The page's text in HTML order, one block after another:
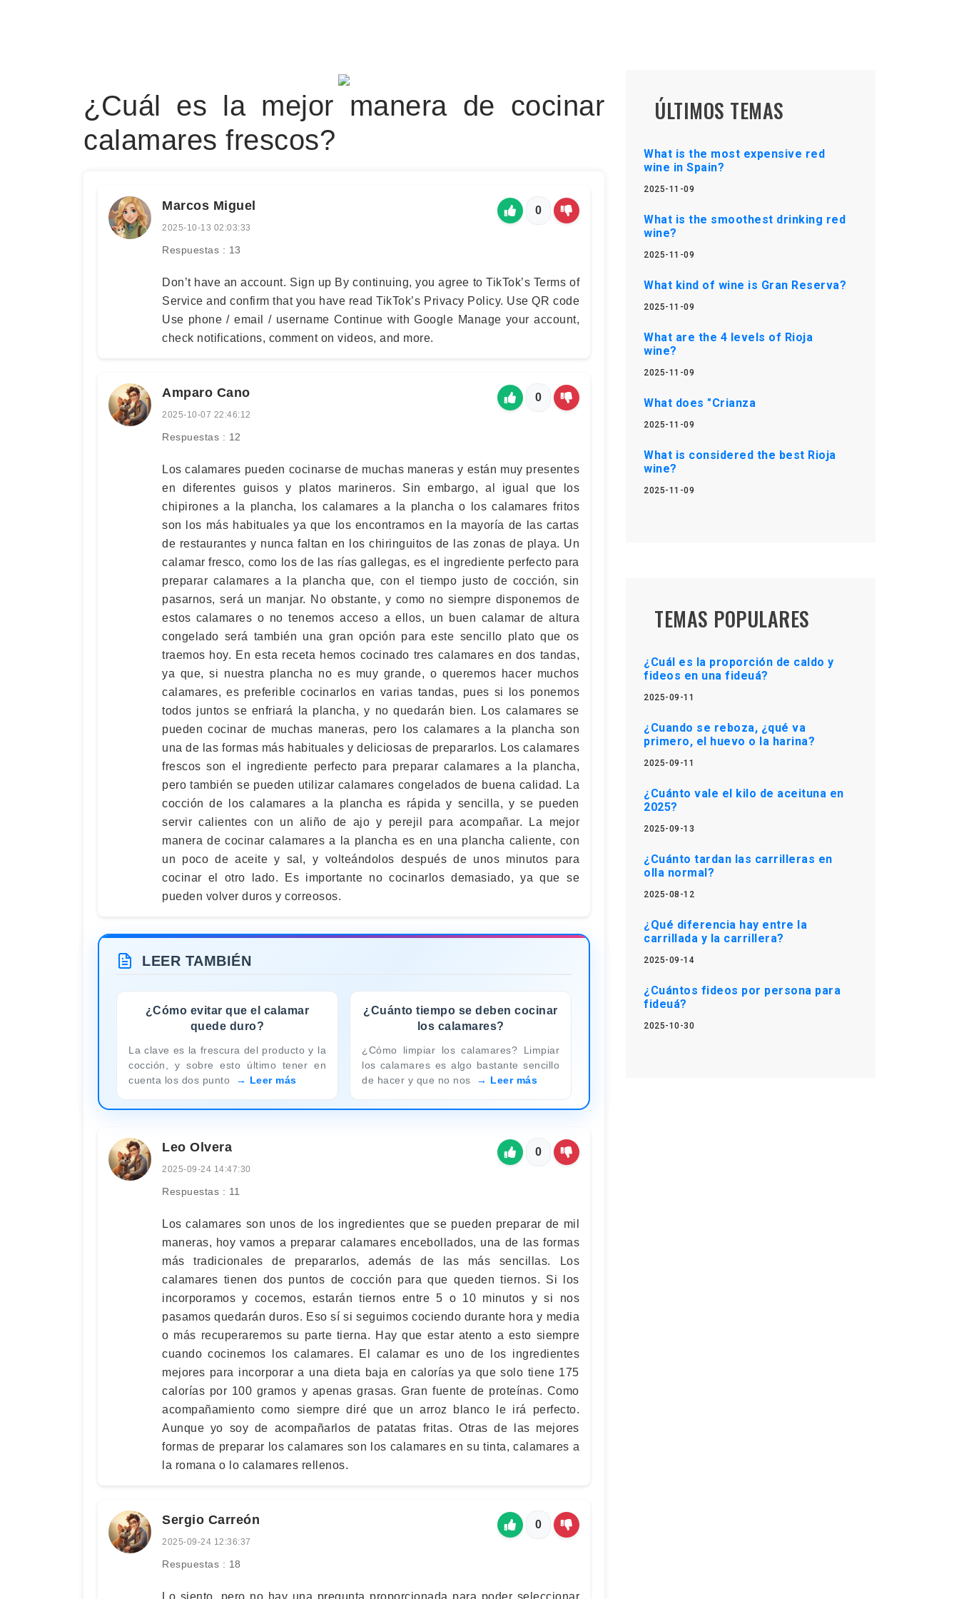
¿Cuál es la mejor manera de cocinar
calamares frescos?
Marcos Miguel
2025-10-13 02:03:33
Respuestas : 13
0
Don’t have an account. Sign up By continuing, you agree to TikTok’s Terms of
Service and confirm that you have read TikTok’s Privacy Policy. Use QR code
Use phone / email / username Continue with Google Manage your account,
check notifications, comment on videos, and more.
Amparo Cano
2025-10-07 22:46:12
Respuestas : 12
0
Los calamares pueden cocinarse de muchas maneras y están muy presentes
en diferentes guisos y platos marineros. Sin embargo, al igual que los
chipirones a la plancha, los calamares a la plancha o los calamares fritos
son los más habituales ya que los encontramos en la mayoría de las cartas
de restaurantes y nunca faltan en los chiringuitos de las zonas de playa. Un
calamar fresco, como los de las rías gallegas, es el ingrediente perfecto para
preparar calamares a la plancha que, con el tiempo justo de cocción, sin
pasarnos, será un manjar. No obstante, y como no siempre disponemos de
estos calamares o no tenemos acceso a ellos, un buen calamar de altura
congelado será también una gran opción para este sencillo plato que os
traemos hoy. En esta receta hemos cocinado tres calamares en dos tandas,
ya que, si nuestra plancha no es muy grande, o queremos hacer muchos
calamares, es preferible cocinarlos en varias tandas, pues si los ponemos
todos juntos se enfriará la plancha, y no quedarán bien. Los calamares se
pueden cocinar de muchas maneras, pero los calamares a la plancha son
una de las formas más habituales y deliciosas de prepararlos. Los calamares
frescos son el ingrediente perfecto para preparar calamares a la plancha,
pero también se pueden utilizar calamares congelados de buena calidad. La
cocción de los calamares a la plancha es rápida y sencilla, y se pueden
servir calientes con un aliño de ajo y perejil para acompañar. La mejor
manera de cocinar calamares a la plancha es en una plancha caliente, con
un poco de aceite y sal, y volteándolos después de unos minutos para
cocinar el otro lado. Es importante no cocinarlos demasiado, ya que se
pueden volver duros y correosos.
LEER TAMBIÉN
¿Cómo evitar que el calamar
quede duro?
La clave es la frescura del producto y la
cocción, y sobre esto último tener en
cuenta los dos punto
Leer más
¿Cuánto tiempo se deben cocinar
los calamares?
¿Cómo limpiar los calamares? Limpiar
los calamares es algo bastante sencillo
de hacer y que no nos
Leer más
Leo Olvera
2025-09-24 14:47:30
Respuestas : 11
0
Los calamares son unos de los ingredientes que se pueden preparar de mil
maneras, hoy vamos a preparar calamares encebollados, una de las formas
más tradicionales de prepararlos, además de las más sencillas. Los
calamares tienen dos puntos de cocción para que queden tiernos. Si los
incorporamos y cocemos, estarán tiernos entre 5 o 10 minutos y si nos
pasamos quedarán duros. Eso sí si seguimos cociendo durante hora y media
o más recuperaremos su parte tierna. Hay que estar atento a esto siempre
cuando cocinemos los calamares. El calamar es uno de los ingredientes
mejores para incorporar a una dieta baja en calorías ya que solo tiene 175
calorías por 100 gramos y apenas grasas. Gran fuente de proteínas. Como
acompañamiento como siempre diré que un arroz blanco le irá perfecto.
Aunque yo soy de acompañarlos de patatas fritas. Otras de las mejores
formas de preparar los calamares son los calamares en su tinta, calamares a
la romana o lo calamares rellenos.
Sergio Carreón
2025-09-24 12:36:37
Respuestas : 18
0
Lo siento, pero no hay una pregunta proporcionada para poder seleccionar
ÚLTIMOS TEMAS
What is the most expensive red
wine in Spain?
2025-11-09
What is the smoothest drinking red
wine?
2025-11-09
What kind of wine is Gran Reserva?
2025-11-09
What are the 4 levels of Rioja
wine?
2025-11-09
What does "Crianza
2025-11-09
What is considered the best Rioja
wine?
2025-11-09
TEMAS POPULARES
¿Cuál es la proporción de caldo y
fideos en una fideuá?
2025-09-11
¿Cuando se reboza, ¿qué va
primero, el huevo o la harina?
2025-09-11
¿Cuánto vale el kilo de aceituna en
2025?
2025-09-13
¿Cuánto tardan las carrilleras en
olla normal?
2025-08-12
¿Qué diferencia hay entre la
carrillada y la carrillera?
2025-09-14
¿Cuántos fideos por persona para
fideuá?
2025-10-30